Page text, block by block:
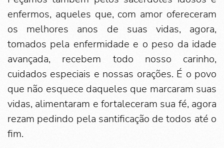
enfermos, aqueles que, com amor ofereceram
os melhores anos de suas vidas, agora,
tomados pela enfermidade e o peso da idade
avançada, recebem todo nosso carinho,
cuidados especiais e nossas orações. É o povo
que não esquece daqueles que marcaram suas
vidas, alimentaram e fortaleceram sua fé, agora
rezam pedindo pela santificação de todos até o
fim.